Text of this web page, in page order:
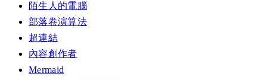
陌生人的電腦
部落卷演算法
超連結
內容創作者
Mermaid